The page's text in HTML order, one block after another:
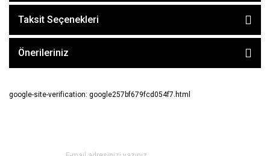
Taksit Seçenekleri
Önerileriniz
google-site-verification: google257bf679fcd054f7.html